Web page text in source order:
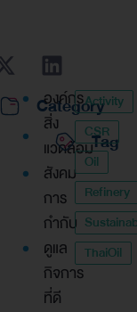
Category
องค์กร
สิ่ง
แวดล้อม
สังคม
การ
กำกับ
ดูแล
กิจการ
ที่ดี
Tag
Activity
CSR
Oil
Refinery
ThaiOil